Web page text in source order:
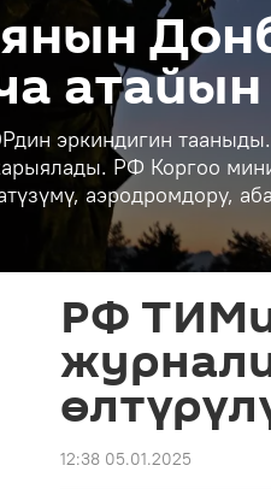
эркиндигин
РФ Коргоо
аэродромдору,
РФ
12:38 05.01.2025